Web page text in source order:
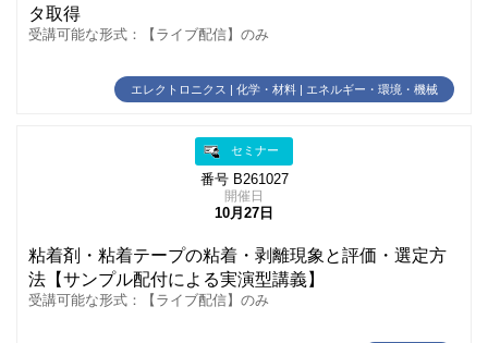
タ取得
受講可能な形式：【ライブ配信】のみ
エレクトロニクス | 化学・材料 | エネルギー・環境・機械
セミナー
番号 B261027
開催日
10月27日
粘着剤・粘着テープの粘着・剥離現象と評価・選定方
法【サンプル配付による実演型講義】
受講可能な形式：【ライブ配信】のみ